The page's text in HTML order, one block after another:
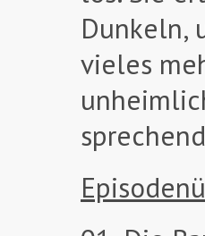
Dunkeln,
vieles